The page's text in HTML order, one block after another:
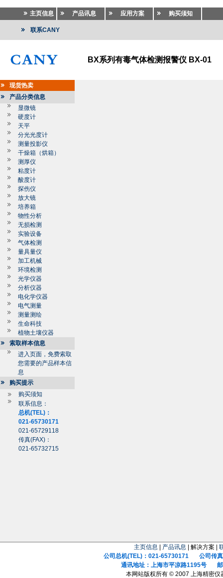
主页信息 产品讯息 应用方案 购买须知
联系CANY
BX系列有毒气体检测报警仪 BX-01
现货热卖
产品分类信息
显微镜
硬度计
天平
分光光度计
测量投影仪
干燥箱（烘箱）
测厚仪
粘度计
酸度计
探伤仪
放大镜
培养箱
物性分析
无损检测
实验设备
气体检测
量具量仪
加工机械
环境检测
光学仪器
分析仪器
电化学仪器
电气测量
测量测绘
生命科技
植物土壤仪器
索取样本信息
进入页面，免费索取
您需要的产品样本信
息
购买提示
购买须知
联系信息：
总机(TEL)：
021-65730171
021-65729118
传真(FAX)：
021-65732715
主页信息 产品讯息 | 解决方案 |
公司总机(TEL)：021-65730171 公司传真
通讯地址：上海市平凉路1195号 邮
本网站版权所有 © 2007 上海精密仪